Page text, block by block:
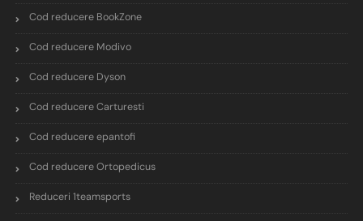
Cod reducere BookZone
Cod reducere Modivo
Cod reducere Dyson
Cod reducere Carturesti
Cod reducere epantofi
Cod reducere Ortopedicus
Reduceri 1teamsports